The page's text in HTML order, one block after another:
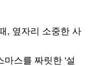
, 옆자리 소중한 사
마스를 짜릿한 '설